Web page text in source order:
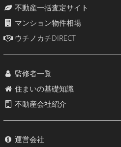
不動産一括査定サイト
マンション物件相場
ウチノカチDIRECT
監修者一覧
住まいの基礎知識
不動産会社紹介
運営会社